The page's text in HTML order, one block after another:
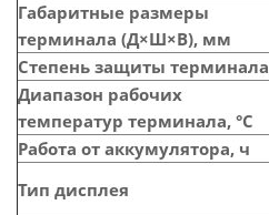
Габаритные размеры
терминала (Д×Ш×В), мм
Степень защиты терминала
Диапазон рабочих
температур терминала, °С
Работа от аккумулятора, ч
Тип дисплея